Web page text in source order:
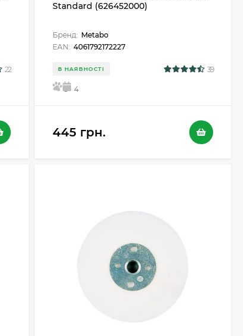
22
Standard (626452000)
Бренд: Metabo
EAN: 4061792172227
В НАЯВНОСТІ 39
5 4
445 грн.